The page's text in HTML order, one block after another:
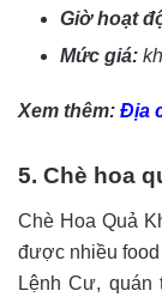
Giờ hoạt
Mức giá:
Xem thêm: Địa
5. Chè hoa
Chè Hoa Quả
được nhiều
Lệnh Cư,